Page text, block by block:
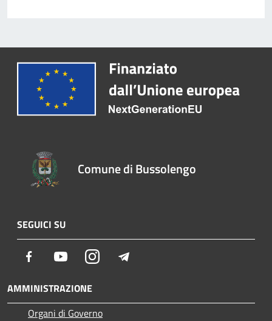
Comune di Bussolengo
SEGUICI SU
Facebook YoutubeInstagram
AMMINISTRAZIONE
Organi di Governo